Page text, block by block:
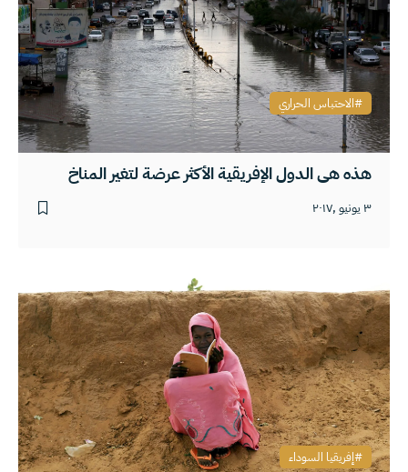
هذه هي الدول الإفريقية الأكثر عرضة لتغير المناخ
٣ يونيو ,٢٠١٧
الاحتباس الحراري
إفريقيا السوداء